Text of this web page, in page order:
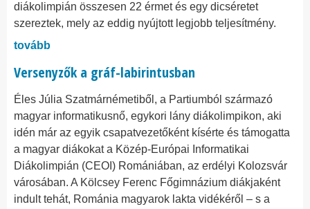
diákolimpián összesen 22 érmet és egy dicséretet
szereztek, mely az eddig nyújtott legjobb teljesítmény.
tovább
Versenyzők a gráf-labirintusban
Éles Júlia Szatmárnémetiből, a Partiumból származó
magyar informatikusnő, egykori lány diákolimpikon, aki
idén már az egyik csapatvezetőként kísérte és támogatta
a magyar diákokat a Közép-Európai Informatikai
Diákolimpián (CEOI) Romániában, az erdélyi Kolozsvár
városában. A Kölcsey Ferenc Főgimnázium diákjaként
indult tehát, Románia magyarok lakta vidékéről – s a